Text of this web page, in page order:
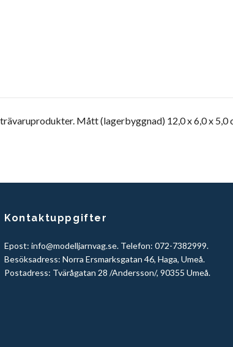
Mått (lagerbyggnad) 12,0 x 6,0 x 5,0
Kontaktuppgifter
Epost: info@modelljarnvag.se. Telefon: 072-7382999.
Besöksadress: Norra Ersmarksgatan 46, Haga, Umeå.
Postadress: Tvärågatan 28 /Andersson/, 90355 Umeå.